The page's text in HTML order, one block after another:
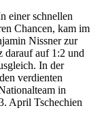
einer schnellen
Chancen, kam im
Nissner zur
darauf auf 1:2 und
In der
verdienten
in
April Tschechien